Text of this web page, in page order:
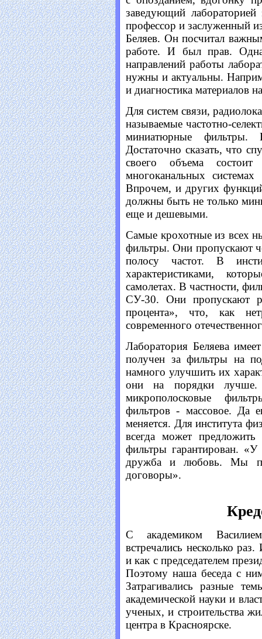
заведующий
профессор и заслуженный
Беляев. Он посчитал
работе. И был прав.
направлений работы
нужны и актуальны.
и диагностика материалов
Для систем связи,
называемые частотно-
миниатюрные
Достаточно сказать, что
своего объема
многоканальных
Впрочем, и других
должны быть не только
еще и дешевыми.
Самые крохотные из всех
фильтры. Они пропускают
полосу частот. В
характеристиками,
самолетах. В частности,
СУ-30. Они пропускают
процента», что, как
современного
Лаборатория Беляева
получен за фильтры на
намного улучшить их
они на порядки
микрополосковые
фильтров - массовое. Да
меняется. Для института
всегда может
фильтры гарантирован. «У
дружба и любовь. Мы
договоры».
С академиком
встречались несколько
и как с председателем
Поэтому наша беседа с
Затрагивались разные
академической науки и
ученых, и строительства
центра в Красноярске.